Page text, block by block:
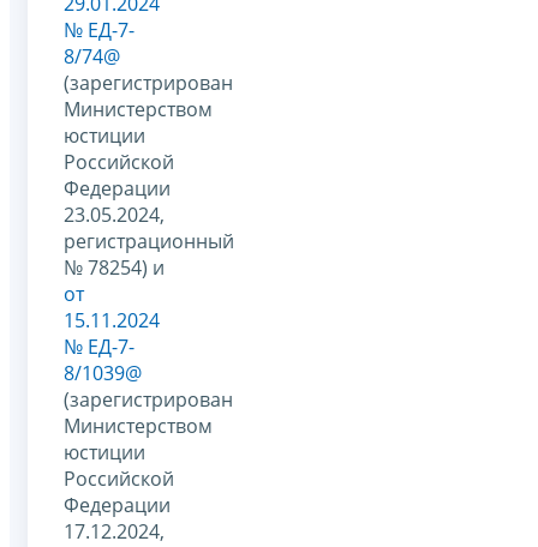
№ ЕД-7-
8/74@
(зарегистрирован
Министерством
юстиции
Российской
Федерации
23.05.2024,
регистрационный
№ 78254) и
от
15.11.2024
№ ЕД-7-
8/1039@
(зарегистрирован
Министерством
юстиции
Российской
Федерации
17.12.2024,